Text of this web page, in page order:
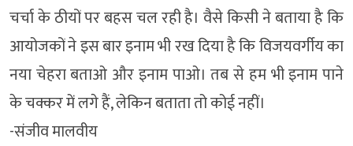
चर्चा के ठीयों पर बहस चल रही है। वैसे किसी ने बताया है कि
आयोजकों ने इस बार इनाम भी रख दिया है कि विजयवर्गीय का
नया चेहरा बताओ और इनाम पाओ। तब से हम भी इनाम पाने
के चक्कर में लगे हैं, लेकिन बताता तो कोई नहीं।
-संजीव मालवीय